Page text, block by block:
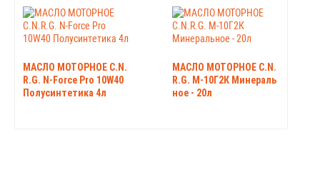
МАСЛО МОТОРНОЕ C.N.
R.G. N-Force Pro 10W40
Полусинтетика 4л
МАСЛО МОТОРНОЕ C.N.
R.G. М-10Г2К Минераль
ное - 20л